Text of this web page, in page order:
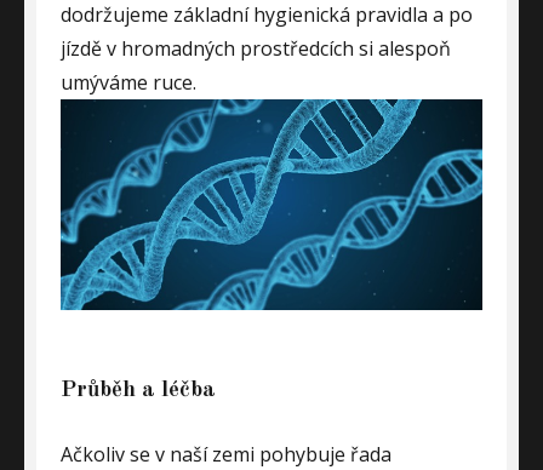
dodržujeme základní hygienická pravidla a po
jízdě v hromadných prostředcích si alespoň
umýváme ruce.
Průběh a léčba
Ačkoliv se v naší zemi pohybuje řada